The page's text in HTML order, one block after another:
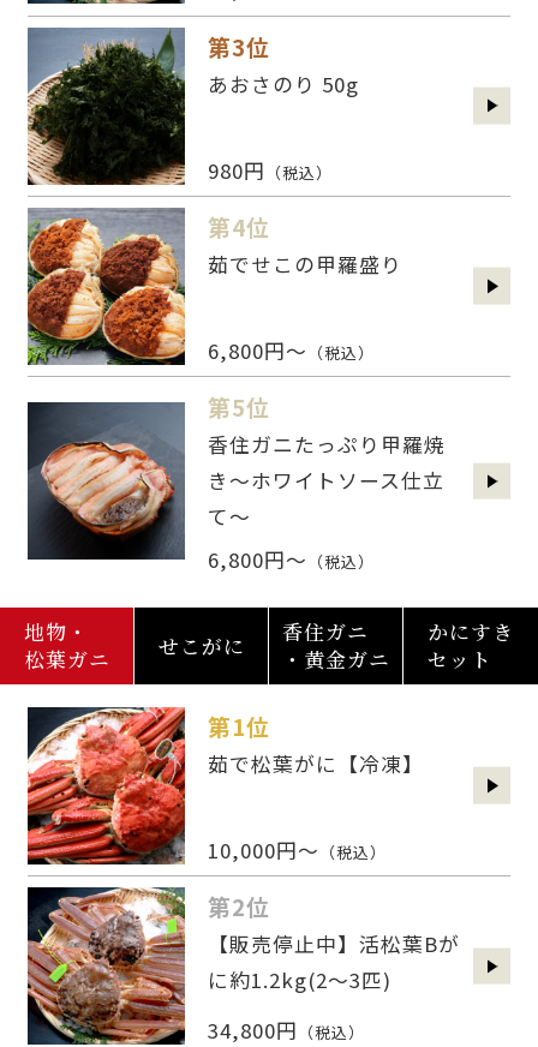
第3位
あおさのり 50g
980円 （税込）
第4位
茹でせこの甲羅盛り
6,800円～ （税込）
第5位
香住ガニたっぷり甲羅焼
き～ホワイトソース仕立
て～
6,800円～ （税込）
地物・
松葉ガニ
せこがに
香住ガニ
・黄金ガニ
かにすき
セット
第1位
茹で松葉がに【冷凍】
10,000円～ （税込）
第2位
【販売停止中】活松葉Bが
に約1.2kg(2〜3匹)
34,800円 （税込）